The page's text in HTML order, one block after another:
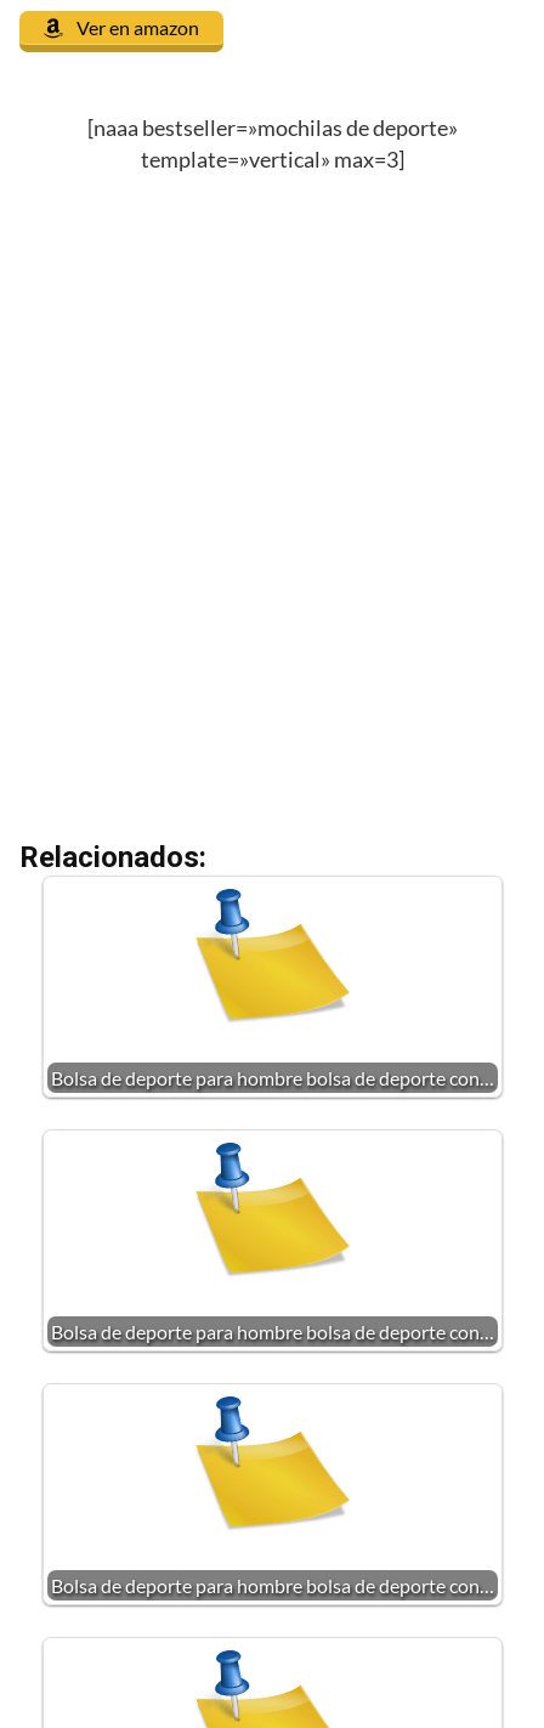
Ver en amazon
[naaa bestseller=»mochilas de deporte»
template=»vertical» max=3]
Relacionados:
Bolsa de deporte para hombre bolsa de deporte con…
Bolsa de deporte para hombre bolsa de deporte con…
Bolsa de deporte para hombre bolsa de deporte con…